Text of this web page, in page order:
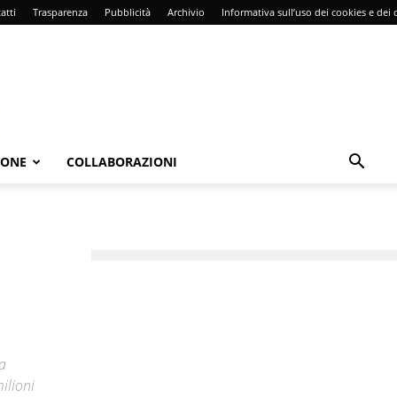
Trasparenza Pubblicità Archivio Informativa sull’uso dei cookies e dei
COLLABORAZIONI